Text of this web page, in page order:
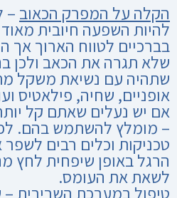
הקלה על המפרק הכאוב –
להיות השפעה חיובית
בברכיים לטווח הארוך אך
שלא תגרה את הכאב ולכן
שתהיה עם נשיאת משקל
אופניים, שחיה, פילאטיס
אם יש נעלים שאתם קל
– מומלץ להשתמש בהם.
טכניקות וכלים רבים
הרגל באופן שיפחית לחץ
לשאת את העומס.
טיפול במערכת השרירית–